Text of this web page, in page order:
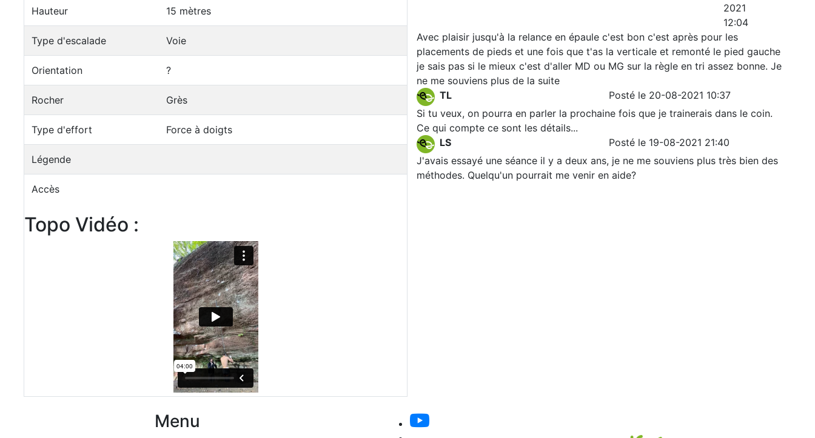
Hauteur 15 mètres
Type d'escalade Voie
Orientation ?
Rocher Grès
Type d'effort Force à doigts
Légende
Accès
Topo Vidéo :
2021
12:04
Avec plaisir jusqu'à la relance en épaule c'est bon c'est après pour les
placements de pieds et une fois que t'as la verticale et remonté le pied gauche
je sais pas si le mieux c'est d'aller MD ou MG sur la règle en tri assez bonne. Je
ne me souviens plus de la suite
TL
Posté le 20-08-2021 10:37
Si tu veux, on pourra en parler la prochaine fois que je trainerais dans le coin.
Ce qui compte ce sont les détails...
LS
Posté le 19-08-2021 21:40
J'avais essayé une séance il y a deux ans, je ne me souviens plus très bien des
méthodes. Quelqu'un pourrait me venir en aide?
Menu